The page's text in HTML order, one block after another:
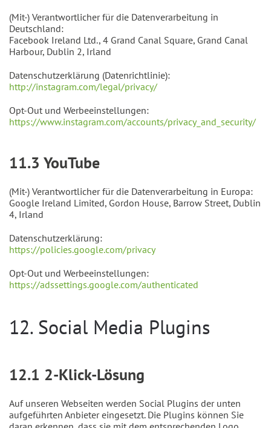
(Mit-) Verantwortlicher für die Datenverarbeitung in
Deutschland:
Facebook Ireland Ltd., 4 Grand Canal Square, Grand Canal
Harbour, Dublin 2, Irland
Datenschutzerklärung (Datenrichtlinie):
http://instagram.com/legal/privacy/
Opt-Out und Werbeeinstellungen:
https://www.instagram.com/accounts/privacy_and_security/
11.3 YouTube
(Mit-) Verantwortlicher für die Datenverarbeitung in Europa:
Google Ireland Limited, Gordon House, Barrow Street, Dublin
4, Irland
Datenschutzerklärung:
https://policies.google.com/privacy
Opt-Out und Werbeeinstellungen:
https://adssettings.google.com/authenticated
12. Social Media Plugins
12.1 2-Klick-Lösung
Auf unseren Webseiten werden Social Plugins der unten
aufgeführten Anbieter eingesetzt. Die Plugins können Sie